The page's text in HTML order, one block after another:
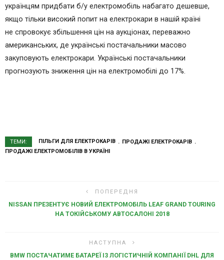
українцям придбати б/у електромобіль набагато дешевше,
якщо тільки високий попит на електрокари в нашій країні
не спровокує збільшення цін на аукціонах, переважно
американських, де українські постачальники масово
закуповують електрокари. Українські постачальники
прогнозують зниження цін на електромобілі до 17%.
ТЕМИ: ПІЛЬГИ ДЛЯ ЕЛЕКТРОКАРІВ
ПРОДАЖІ ЕЛЕКТРОКАРІВ
ПРОДАЖІ ЕЛЕКТРОМОБІЛІВ В УКРАЇНІ
ПОПЕРЕДНЯ
NISSAN ПРЕЗЕНТУЄ НОВИЙ ЕЛЕКТРОМОБІЛЬ LEAF GRAND TOURING
НА ТОКІЙСЬКОМУ АВТОСАЛОНІ 2018
НАСТУПНА
BMW ПОСТАЧАТИМЕ БАТАРЕЇ I3 ЛОГІСТИЧНІЙ КОМПАНІЇ DHL ДЛЯ